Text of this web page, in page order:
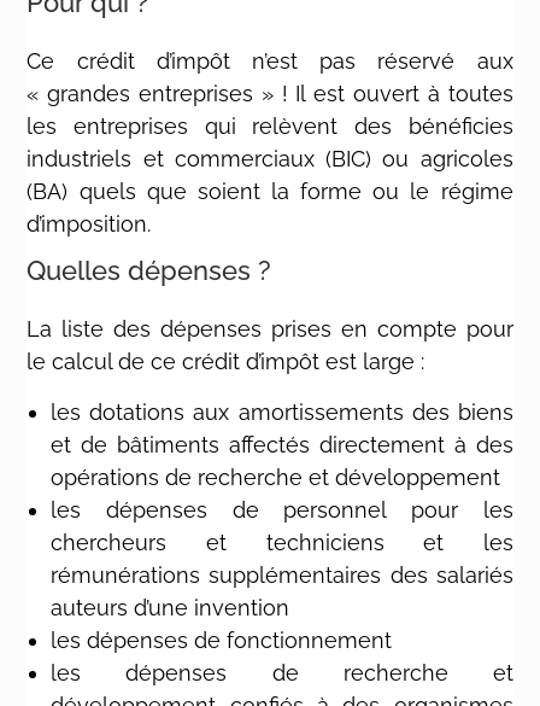
Ce crédit d’impôt n’est pas réservé aux
« grandes entreprises » ! Il est ouvert à toutes
les entreprises qui relèvent des bénéficies
industriels et commerciaux (BIC) ou agricoles
(BA) quels que soient la forme ou le régime
d’imposition.
Quelles dépenses ?
La liste des dépenses prises en compte pour
le calcul de ce crédit d’impôt est large :
les dotations aux amortissements des biens
et de bâtiments affectés directement à des
opérations de recherche et développement
les dépenses de personnel pour les
chercheurs et techniciens et les
rémunérations supplémentaires des salariés
auteurs d’une invention
les dépenses de fonctionnement
les dépenses de recherche et